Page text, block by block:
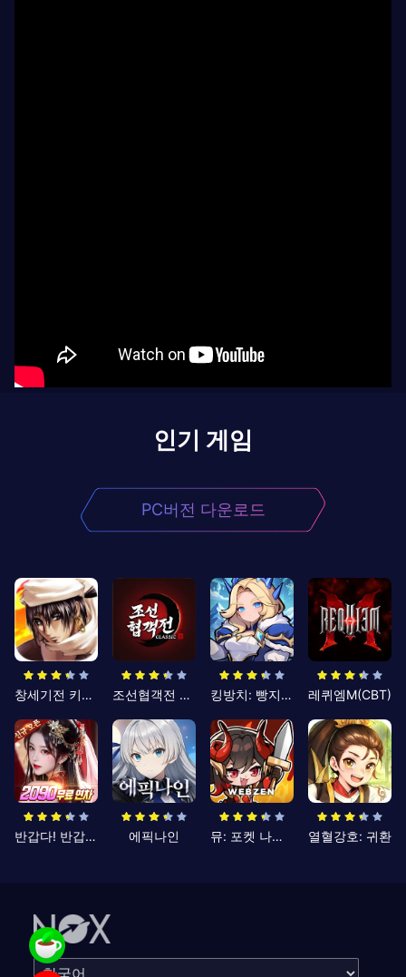
인기 게임
PC버전 다운로드
창세기전 키우기 조선협객전 클래식 킹방치: 빵지의 제왕 레퀴엠M(CBT)
반갑다! 반갑삼국지 에픽나인 뮤: 포켓 나이츠 열혈강호: 귀환